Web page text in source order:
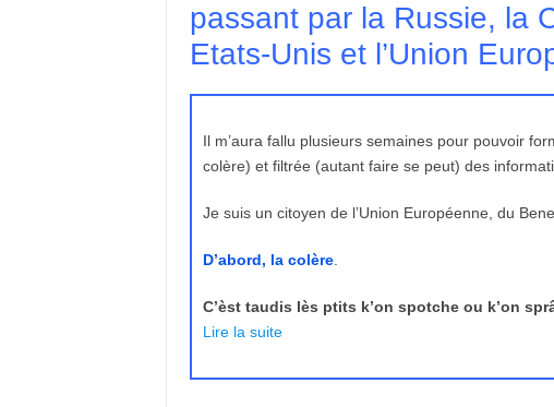
passant par la Russie, la
Etats-Unis et l’Union
Il m’aura fallu plusieurs semaines pour pouvoir
colère) et filtrée (autant faire se peut) des
Je suis un citoyen de l’Union Européenne, du
D’abord, la colère.
C’èst taudis lès ptits k’on spotche ou k’on
Lire la suite